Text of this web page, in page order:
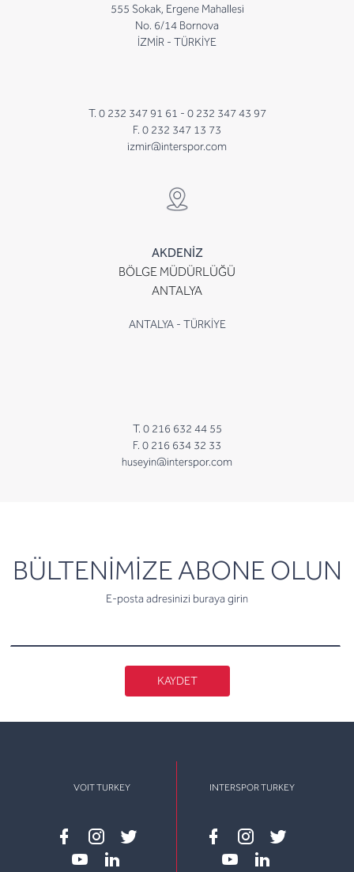
555 Sokak, Ergene Mahallesi
No. 6/14 Bornova
İZMİR - TÜRKİYE
T. 0 232 347 91 61 - 0 232 347 43 97
F. 0 232 347 13 73
izmir@interspor.com
AKDENİZ
BÖLGE MÜDÜRLÜĞÜ
ANTALYA
ANTALYA - TÜRKİYE
T. 0 216 632 44 55
F. 0 216 634 32 33
huseyin@interspor.com
BÜLTENİMİZE ABONE OLUN
E-posta adresinizi buraya girin
newsletter
KAYDET
VOIT TURKEY
Facebook
instagram
twitter
INTERSPOR TURKEY
Facebook
instagram
twitter